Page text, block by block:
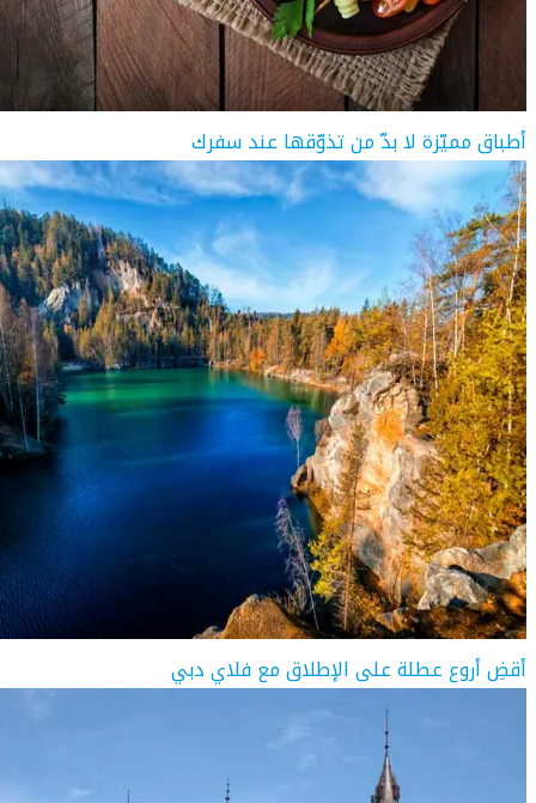
أطباق مميّزة لا بدّ من تذوّقها عند سفرك
أقضِ أروع عطلة على الإطلاق مع فلاي دبي